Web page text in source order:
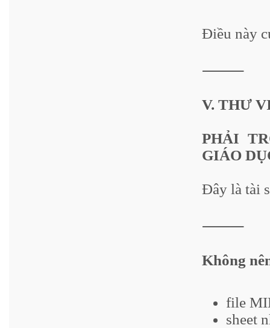
Điều này
⸻
V. THƯ
PHẢI
GIÁO
Đây là tài
⸻
Không
file
sheet